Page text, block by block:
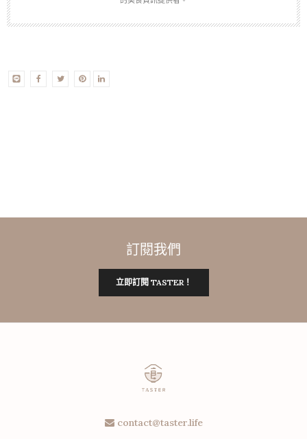
訂閱我們
立即訂閱 TASTER！
contact@taster.life